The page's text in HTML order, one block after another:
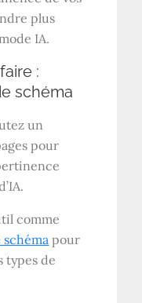
plus
IA.
:
schéma
un
pour
comme
pour
types de